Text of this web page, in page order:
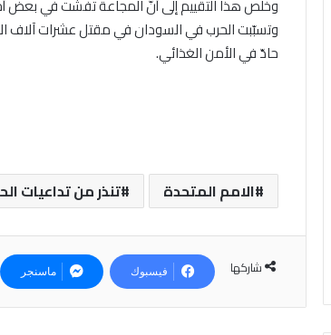
وخلص هذا التقييم إلى أنّ المجاعة تفشّت في بعض
حادّ في الأمن الغذائي.
الامم المتحدة تنذر من تداعيات
شاركها فيسبوك ماسنجر